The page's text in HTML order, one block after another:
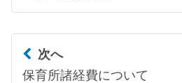
次へ
保育所諸経費について